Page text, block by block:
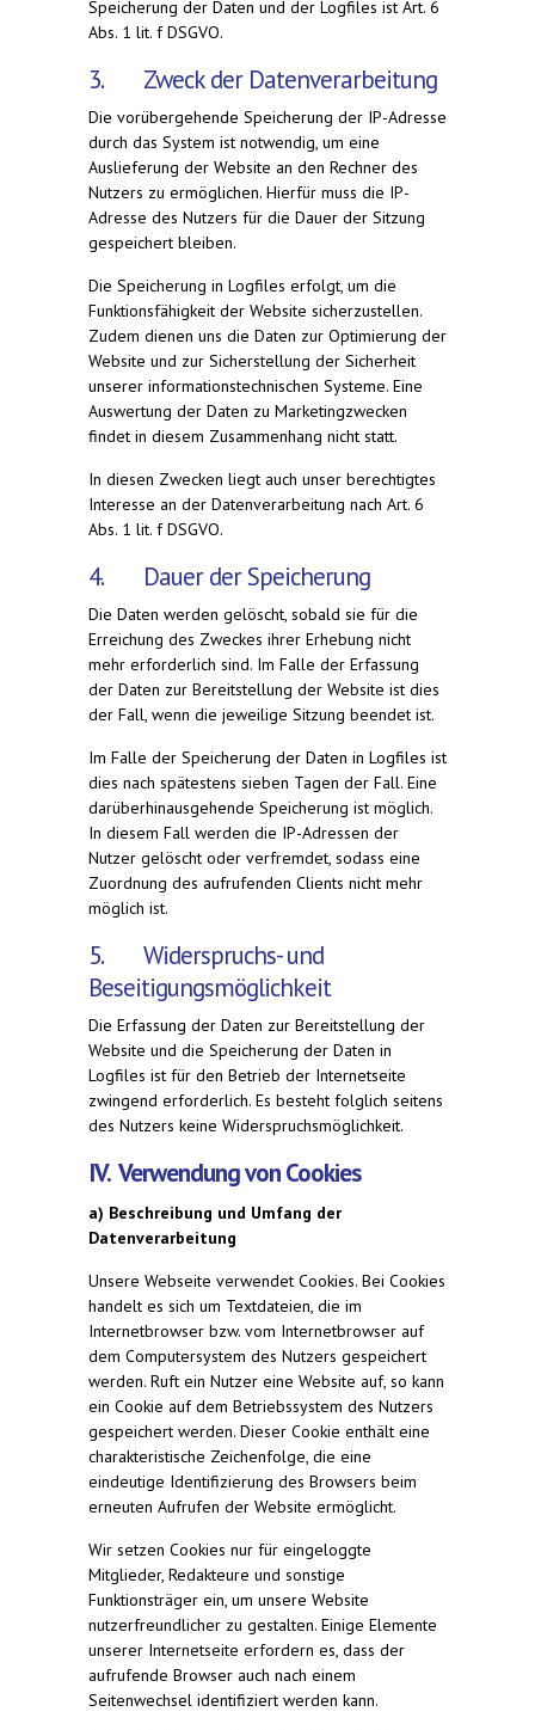
Speicherung der Daten und der Logfiles ist Art. 6
Abs. 1 lit. f DSGVO.
3. Zweck der Datenverarbeitung
Die vorübergehende Speicherung der IP-Adresse
durch das System ist notwendig, um eine
Auslieferung der Website an den Rechner des
Nutzers zu ermöglichen. Hierfür muss die IP-
Adresse des Nutzers für die Dauer der Sitzung
gespeichert bleiben.
Die Speicherung in Logfiles erfolgt, um die
Funktionsfähigkeit der Website sicherzustellen.
Zudem dienen uns die Daten zur Optimierung der
Website und zur Sicherstellung der Sicherheit
unserer informationstechnischen Systeme. Eine
Auswertung der Daten zu Marketingzwecken
findet in diesem Zusammenhang nicht statt.
In diesen Zwecken liegt auch unser berechtigtes
Interesse an der Datenverarbeitung nach Art. 6
Abs. 1 lit. f DSGVO.
4. Dauer der Speicherung
Die Daten werden gelöscht, sobald sie für die
Erreichung des Zweckes ihrer Erhebung nicht
mehr erforderlich sind. Im Falle der Erfassung
der Daten zur Bereitstellung der Website ist dies
der Fall, wenn die jeweilige Sitzung beendet ist.
Im Falle der Speicherung der Daten in Logfiles ist
dies nach spätestens sieben Tagen der Fall. Eine
darüberhinausgehende Speicherung ist möglich.
In diesem Fall werden die IP-Adressen der
Nutzer gelöscht oder verfremdet, sodass eine
Zuordnung des aufrufenden Clients nicht mehr
möglich ist.
5. Widerspruchs- und
Beseitigungsmöglichkeit
Die Erfassung der Daten zur Bereitstellung der
Website und die Speicherung der Daten in
Logfiles ist für den Betrieb der Internetseite
zwingend erforderlich. Es besteht folglich seitens
des Nutzers keine Widerspruchsmöglichkeit.
IV. Verwendung von Cookies
a) Beschreibung und Umfang der
Datenverarbeitung
Unsere Webseite verwendet Cookies. Bei Cookies
handelt es sich um Textdateien, die im
Internetbrowser bzw. vom Internetbrowser auf
dem Computersystem des Nutzers gespeichert
werden. Ruft ein Nutzer eine Website auf, so kann
ein Cookie auf dem Betriebssystem des Nutzers
gespeichert werden. Dieser Cookie enthält eine
charakteristische Zeichenfolge, die eine
eindeutige Identifizierung des Browsers beim
erneuten Aufrufen der Website ermöglicht.
Wir setzen Cookies nur für eingeloggte
Mitglieder, Redakteure und sonstige
Funktionsträger ein, um unsere Website
nutzerfreundlicher zu gestalten. Einige Elemente
unserer Internetseite erfordern es, dass der
aufrufende Browser auch nach einem
Seitenwechsel identifiziert werden kann.